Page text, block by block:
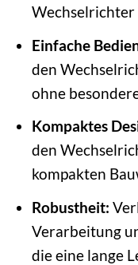
Wechselrichter
Einfache
den
ohne
Kompaktes
den
kompakten
Robustheit:
Verarbeitung
die eine lange